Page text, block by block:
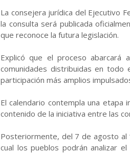
La consejera jurídica del Ejecutivo
la consulta será publicada
que reconoce la futura legislación.
Explicó que el proceso abarcará
comunidades distribuidas en
participación más amplios
El calendario contempla una
contenido de la iniciativa entre las
Posteriormente, del 7 de agosto
cual los pueblos podrán analizar